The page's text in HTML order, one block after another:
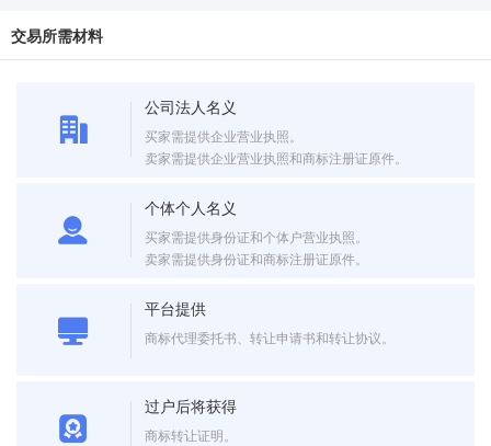
交易所需材料
公司法人名义
买家需提供企业营业执照。
卖家需提供企业营业执照和商标注册证原件。
个体个人名义
买家需提供身份证和个体户营业执照。
卖家需提供身份证和商标注册证原件。
平台提供
商标代理委托书、转让申请书和转让协议。
过户后将获得
商标转让证明。